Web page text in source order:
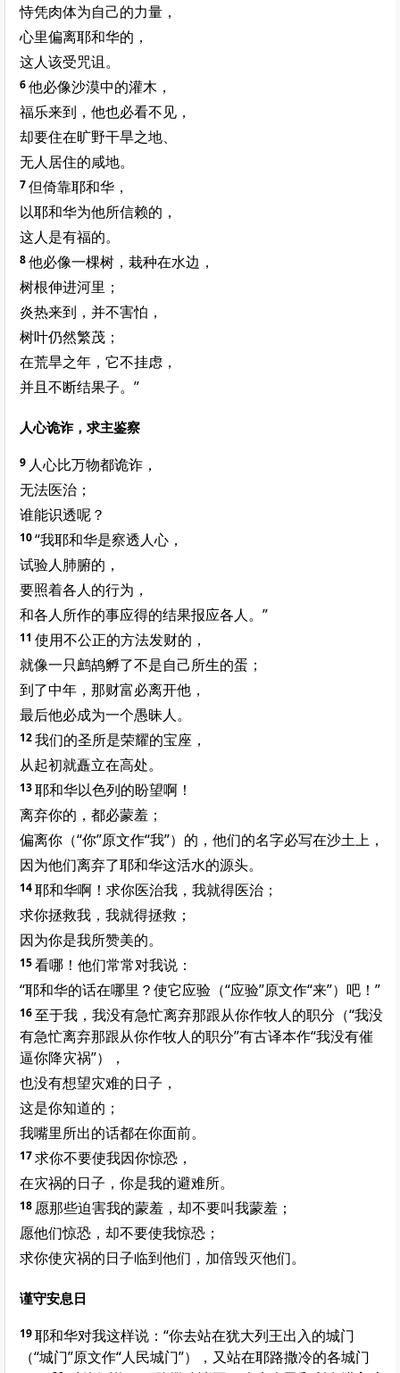
恃凭肉体为自己的力量，
心里偏离耶和华的，
这人该受咒诅。
6他必像沙漠中的灌木，
福乐来到，他也必看不见，
却要住在旷野干旱之地、
无人居住的咸地。
7但倚靠耶和华，
以耶和华为他所信赖的，
这人是有福的。
8他必像一棵树，栽种在水边，
树根伸进河里；
炎热来到，并不害怕，
树叶仍然繁茂；
在荒旱之年，它不挂虑，
并且不断结果子。”
人心诡诈，求主鉴察
9 人心比万物都诡诈，
无法医治；
谁能识透呢？
10“我耶和华是察透人心，
试验人肺腑的，
要照着各人的行为，
和各人所作的事应得的结果报应各人。”
11 使用不公正的方法发财的，
就像一只鹧鸪孵了不是自己所生的蛋；
到了中年，那财富必离开他，
最后他必成为一个愚昧人。
12我们的圣所是荣耀的宝座，
从起初就矗立在高处。
13耶和华以色列的盼望啊！
离弃你的，都必蒙羞；
偏离你（“你”原文作“我”）的，他们的名字必写在沙土上，
因为他们离弃了耶和华这活水的源头。
14耶和华啊！求你医治我，我就得医治；
求你拯救我，我就得拯救；
因为你是我所赞美的。
15看哪！他们常常对我说：
“耶和华的话在哪里？使它应验（“应验”原文作“来”）吧！”
16至于我，我没有急忙离弃那跟从你作牧人的职分（“我没
有急忙离弃那跟从你作牧人的职分”有古译本作“我没有催
逼你降灾祸”），
也没有想望灾难的日子，
这是你知道的；
我嘴里所出的话都在你面前。
17求你不要使我因你惊恐，
在灾祸的日子，你是我的避难所。
18 愿那些迫害我的蒙羞，却不要叫我蒙羞；
愿他们惊恐，却不要使我惊恐；
求你使灾祸的日子临到他们，加倍毁灭他们。
谨守安息日
19耶和华对我这样说：“你去站在犹大列王出入的城门
（“城门”原文作“人民城门”），又站在耶路撒冷的各城门